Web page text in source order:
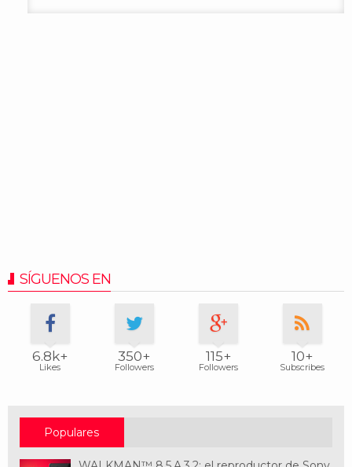
SÍGUENOS EN
6.8k+
Likes
350+
Followers
115+
Followers
10+
Subscribes
Populares